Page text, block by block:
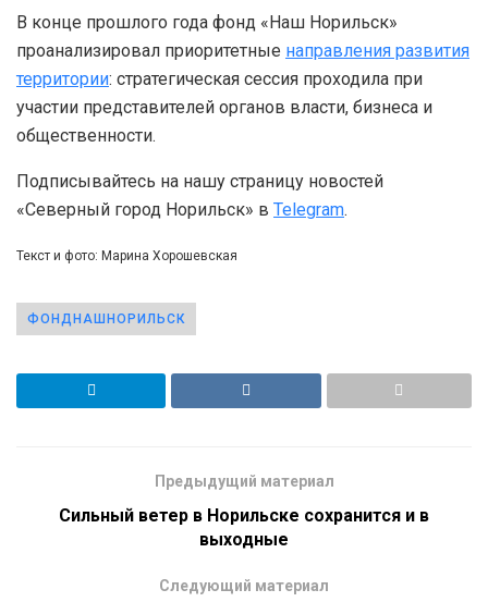
В конце прошлого года фонд «Наш Норильск»
проанализировал приоритетные направления развития
территории: стратегическая сессия проходила при
участии представителей органов власти, бизнеса и
общественности.
Подписывайтесь на нашу страницу новостей
«Северный город Норильск» в Telegram.
Текст и фото: Марина Хорошевская
ФОНДНАШНОРИЛЬСК
Предыдущий материал
Сильный ветер в Норильске сохранится и в
выходные
Следующий материал